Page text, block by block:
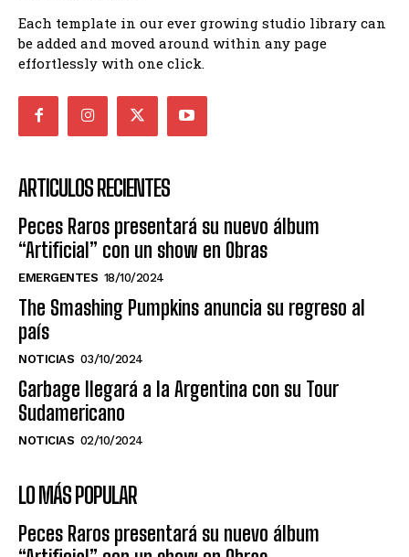
Each template in our ever growing studio library can
be added and moved around within any page
effortlessly with one click.
ARTICULOS RECIENTES
Peces Raros presentará su nuevo álbum
“Artificial” con un show en Obras
EMERGENTES 18/10/2024
The Smashing Pumpkins anuncia su regreso al
país
NOTICIAS 03/10/2024
Garbage llegará a la Argentina con su Tour
Sudamericano
NOTICIAS 02/10/2024
LO MÁS POPULAR
Peces Raros presentará su nuevo álbum